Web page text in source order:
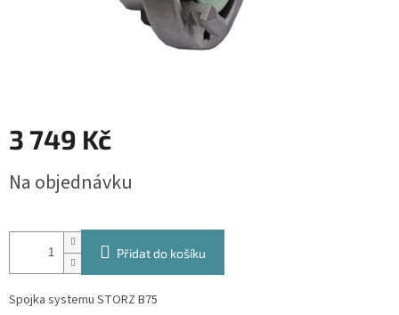
3 749 Kč
cena:
Na objednávku
Přidat do košíku
Spojka systemu STORZ B75